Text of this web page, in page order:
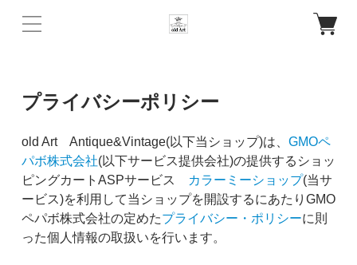
プライバシーポリシー
old Art Antique&Vintage(以下当ショップ)は、 GMOペ
パボ株式会社(以下サービス提供会社)の提供するショッ
ピングカートASPサービス
カラーミーショップ(当サ
ービス)を利用して当ショップを開設するにあたりGMO
ペパボ株式会社の定めたプライバシー・ポリシーに則
った個人情報の取扱いを行います。